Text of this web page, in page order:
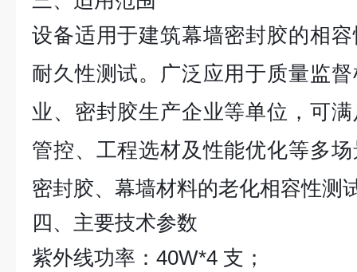
设备适用于建筑幕墙密封胶的相
耐久性测试。广泛应用于质量监
业、密封胶生产企业等单位，可
管控、工程选材及性能优化等多
密封胶、幕墙材料的老化相容性测
四、主要技术参数
紫外线功率：40W*4 支；